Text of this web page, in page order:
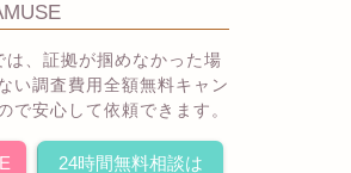
、証拠が掴めなかった場
い調査費用全額無料キャン
で安心して依頼できます。
24時間無料相談は